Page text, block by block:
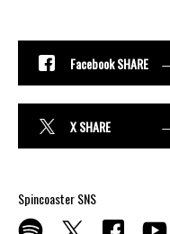
Facebook SHARE
X SHARE
Spincoaster SNS